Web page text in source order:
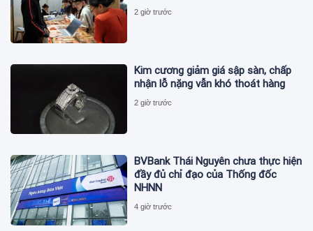
2 giờ trước
Kim cương giảm giá sập sàn, chấp
nhận lỗ nặng vẫn khó thoát hàng
2 giờ trước
BVBank Thái Nguyên chưa thực hiện
đầy đủ chỉ đạo của Thống đốc
NHNN
4 giờ trước